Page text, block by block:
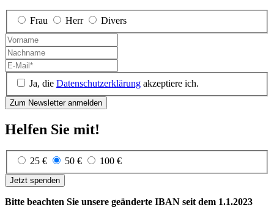
Frau Herr Divers
Ja, die Datenschutzerklärung akzeptiere ich.
Helfen Sie mit!
25 € 50 € 100 €
Jetzt spenden
Bitte beachten Sie unsere geänderte IBAN seit dem 1.1.2023